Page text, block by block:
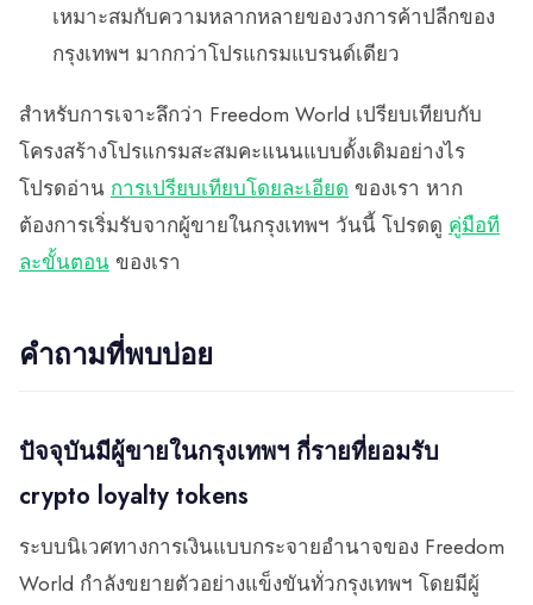
เหมาะสมกับความหลากหลายของวงการค้าปลีกของ
กรุงเทพฯ มากกว่าโปรแกรมแบรนด์เดียว
สำหรับการเจาะลึกว่า Freedom World เปรียบเทียบกับ
โครงสร้างโปรแกรมสะสมคะแนนแบบดั้งเดิมอย่างไร
โปรดอ่าน การเปรียบเทียบโดยละเอียด ของเรา หาก
ต้องการเริ่มรับจากผู้ขายในกรุงเทพฯ วันนี้ โปรดดู คู่มือที
ละขั้นตอน ของเรา
คำถามที่พบบ่อย
ปัจจุบันมีผู้ขายในกรุงเทพฯ กี่รายที่ยอมรับ
crypto loyalty tokens
ระบบนิเวศทางการเงินแบบกระจายอำนาจของ Freedom
World กำลังขยายตัวอย่างแข็งขันทั่วกรุงเทพฯ โดยมีผู้